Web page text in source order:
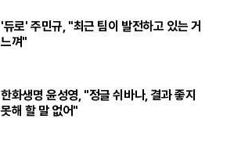
'듀로' 주민규, "최근 팀이 발전하고 있는 거
느껴"
한화생명 윤성영, "정글 쉬바나, 결과 좋지
못해 할 말 없어"